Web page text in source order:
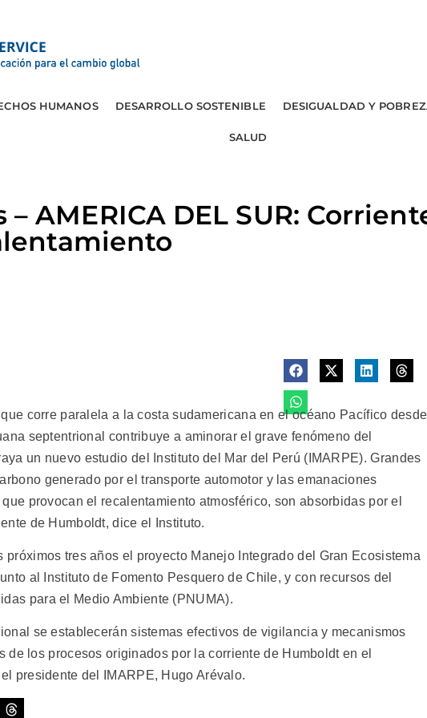
HUMANOS DESARROLLO SOSTENIBLE DESIGUALDAD Y
SALUD
– AMERICA DEL SUR:
corre paralela a la costa sudamericana en el océano Pacífico desde
septentrional contribuye a aminorar el grave fenómeno del
un nuevo estudio del Instituto del Mar del Perú (IMARPE).Grandes
generado por el transporte automotor y las emanaciones
provocan el recalentamiento atmosférico, son absorbidas por el
de Humboldt, dice el Instituto.
próximos tres años el proyecto Manejo Integrado del Gran Ecosistema
al Instituto de Fomento Pesquero de Chile, y con recursos del
para el Medio Ambiente (PNUMA).
se establecerán sistemas efectivos de vigilancia y mecanismos
de los procesos originados por la corriente de Humboldt en el
presidente del IMARPE, Hugo Arévalo.